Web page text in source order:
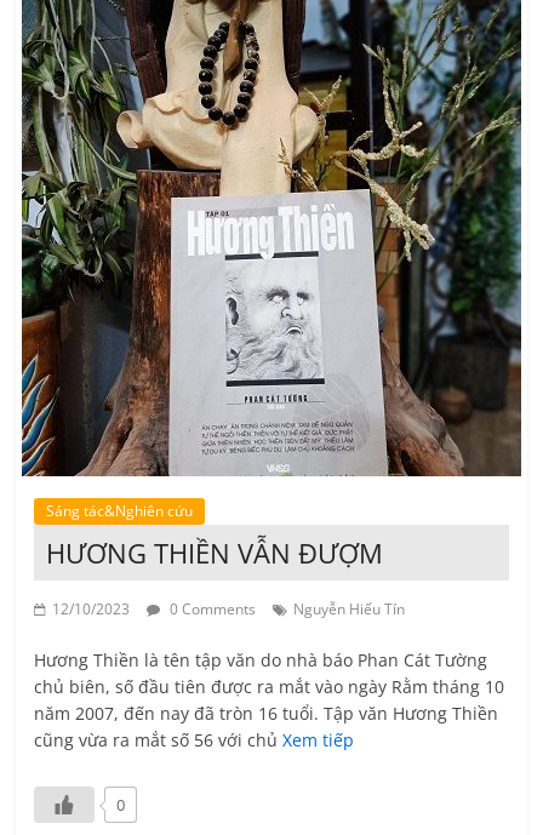
Sáng tác&Nghiên cứu
HƯƠNG THIỀN VẪN ĐƯỢM
12/10/2023 0 Comments Nguyễn Hiếu Tín
Hương Thiền là tên tập văn do nhà báo Phan Cát Tường
chủ biên, số đầu tiên được ra mắt vào ngày Rằm tháng 10
năm 2007, đến nay đã tròn 16 tuổi. Tập văn Hương Thiền
cũng vừa ra mắt số 56 với chủXem tiếp
0